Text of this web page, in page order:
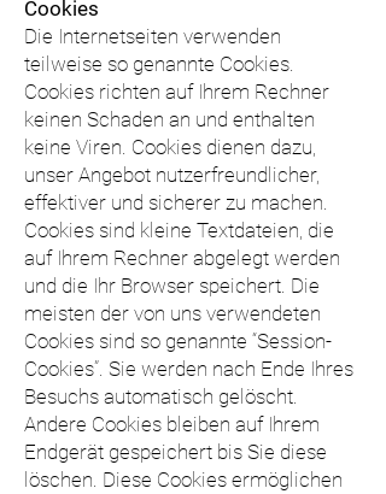
Cookies
Die Internetseiten verwenden
teilweise so genannte Cookies.
Cookies richten auf Ihrem Rechner
keinen Schaden an und enthalten
keine Viren. Cookies dienen dazu,
unser Angebot nutzerfreundlicher,
effektiver und sicherer zu machen.
Cookies sind kleine Textdateien, die
auf Ihrem Rechner abgelegt werden
und die Ihr Browser speichert. Die
meisten der von uns verwendeten
Cookies sind so genannte “Session-
Cookies”. Sie werden nach Ende Ihres
Besuchs automatisch gelöscht.
Andere Cookies bleiben auf Ihrem
Endgerät gespeichert bis Sie diese
löschen. Diese Cookies ermöglichen